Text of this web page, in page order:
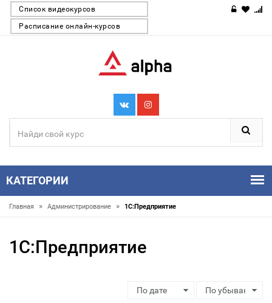
Список видеокурсов
Расписание онлайн-курсов
КАТЕГОРИИ
Главная » Администрирование » 1С:Предприятие
1С:Предприятие